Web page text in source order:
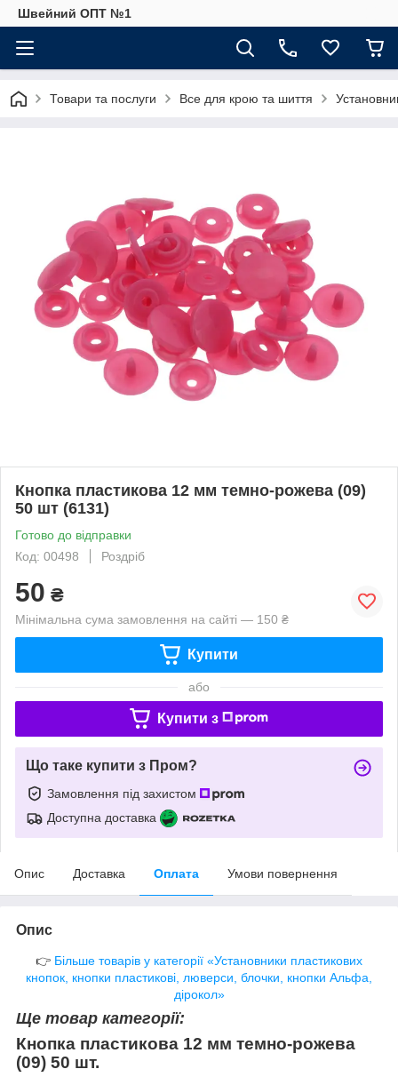
Швейний ОПТ №1
Товари та послуги Все для крою та шиття
Кнопка пластикова 12 мм темно-рожева (09)
50 шт (6131)
Готово до відправки
Код: 00498
Роздріб
50 ₴
Мінімальна сума замовлення на сайті — 150 ₴
Купити
або
Купити з
Що таке купити з Пром?
Замовлення під захистом
Доступна доставка
Опис Доставка Оплата Умови повернення
Опис
👉 Більше товарів у категорії «Установники пластикових
кнопок, кнопки пластикові, люверси, блочки, кнопки Альфа,
дірокол»
Ще товар категорії:
Кнопка пластикова 12 мм темно-рожева
(09) 50 шт.